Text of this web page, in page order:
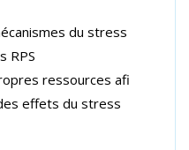
du stress
RPS
ressources afi
effets du stress